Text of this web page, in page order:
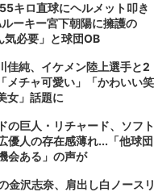
キロ直球にヘルメット叩き
ーキー宮下朝陽に擁護の
必要」と球団OB
佳純、イケメン陸上選手と2
チャ可愛い」「かわいい笑
女」話題に
の巨人・リチャード、ソフト
優人の存在感薄れ...「他球団
会ある」の声が
金沢志奈、肩出し白ノースリ